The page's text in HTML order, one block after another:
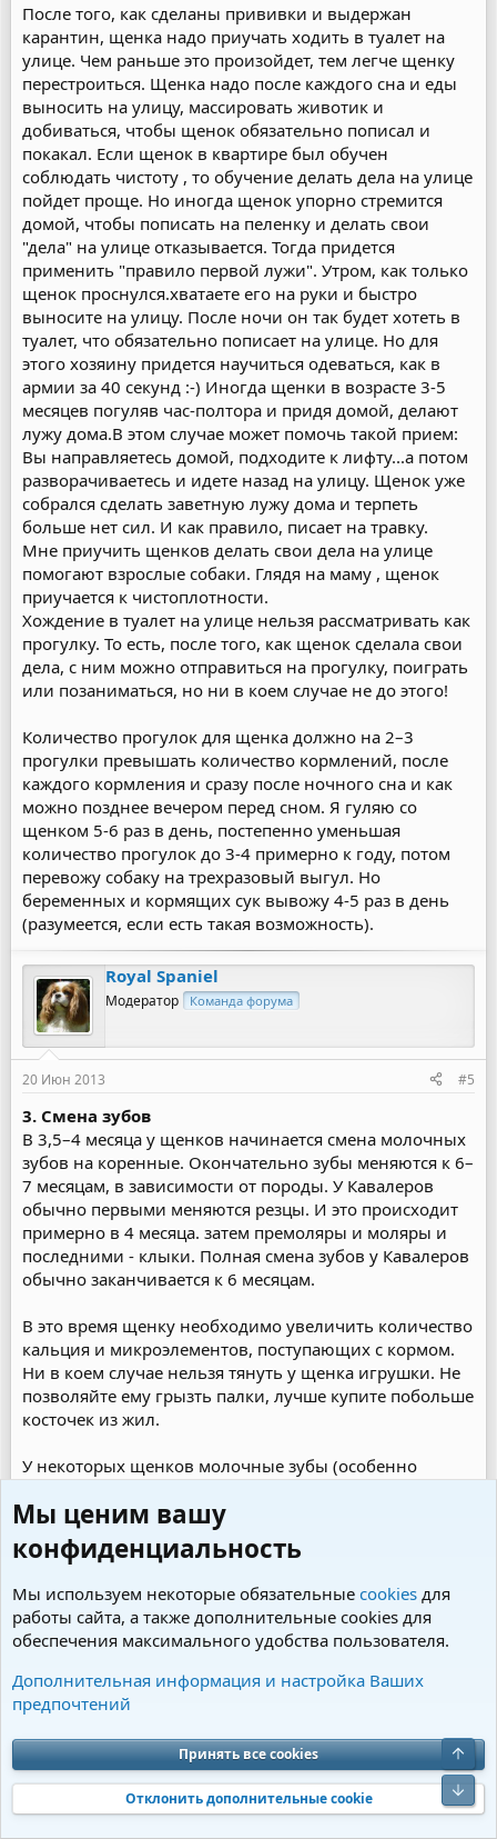
После того, как сделаны прививки и выдержан
карантин, щенка надо приучать ходить в туалет на
улице. Чем раньше это произойдет, тем легче щенку
перестроиться. Щенка надо после каждого сна и еды
выносить на улицу, массировать животик и
добиваться, чтобы щенок обязательно пописал и
покакал. Если щенок в квартире был обучен
соблюдать чистоту , то обучение делать дела на улице
пойдет проще. Но иногда щенок упорно стремится
домой, чтобы пописать на пеленку и делать свои
"дела" на улице отказывается. Тогда придется
применить "правило первой лужи". Утром, как только
щенок проснулся.хватаете его на руки и быстро
выносите на улицу. После ночи он так будет хотеть в
туалет, что обязательно пописает на улице. Но для
этого хозяину придется научиться одеваться, как в
армии за 40 секунд :-) Иногда щенки в возрасте 3-5
месяцев погуляв час-полтора и придя домой, делают
лужу дома.В этом случае может помочь такой прием:
Вы направляетесь домой, подходите к лифту...а потом
разворачиваетесь и идете назад на улицу. Щенок уже
собрался сделать заветную лужу дома и терпеть
больше нет сил. И как правило, писает на травку.
Мне приучить щенков делать свои дела на улице
помогают взрослые собаки. Глядя на маму , щенок
приучается к чистоплотности.
Хождение в туалет на улице нельзя рассматривать как
прогулку. То есть, после того, как щенок сделала свои
дела, с ним можно отправиться на прогулку, поиграть
или позаниматься, но ни в коем случае не до этого!
Количество прогулок для щенка должно на 2–3
прогулки превышать количество кормлений, после
каждого кормления и сразу после ночного сна и как
можно позднее вечером перед сном. Я гуляю со
щенком 5-6 раз в день, постепенно уменьшая
количество прогулок до 3-4 примерно к году, потом
перевожу собаку на трехразовый выгул. Но
беременных и кормящих сук вывожу 4-5 раз в день
(разумеется, если есть такая возможность).
Royal Spaniel
Модератор Команда форума
20 Июн 2013 #5
3. Смена зубов
В 3,5–4 месяца у щенков начинается смена молочных
зубов на коренные. Окончательно зубы меняются к 6–
7 месяцам, в зависимости от породы. У Кавалеров
обычно первыми меняются резцы. И это происходит
примерно в 4 месяца. затем премоляры и моляры и
последними - клыки. Полная смена зубов у Кавалеров
обычно заканчивается к 6 месяцам.
В это время щенку необходимо увеличить количество
кальция и микроэлементов, поступающих с кормом.
Ни в коем случае нельзя тянуть у щенка игрушки. Не
позволяйте ему грызть палки, лучше купите побольше
косточек из жил.
У некоторых щенков молочные зубы (особенно
вытолкнуть. Если вы заметили, что у вашего щенка
уже появился коренной зуб, а молочный даже не
шатается, попробуйте расшатать его сами. В этом
случае лучше убрать дополнительный кальций, тогда
молочный зуб скорее выпадет, так как новый зубик
будет забирать кальций из молочного. Если и это не
помогло, то лучше обратиться к ветеринару.
Royal Spaniel
#6
Мы ценим вашу
конфиденциальность
Мы используем некоторые обязательные cookies для
работы сайта, а также дополнительные cookies для
обеспечения максимального удобства пользователя.
Дополнительная информация и настройка Ваших
предпочтений
Принять все cookies
Отклонить дополнительные cookie
Верх
Низ